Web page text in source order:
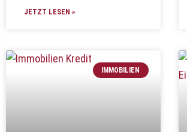
JETZT LESEN »
IMMOBILIEN